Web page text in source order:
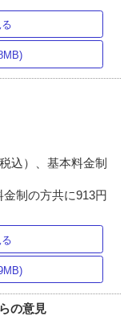
込）、基本料金制
制の方共に913円
の意見